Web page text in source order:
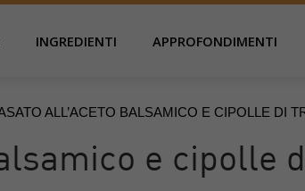
INGREDIENTI APPROFONDIMENTI
ALL’ACETO BALSAMICO E CIPOLLE DI
e cipolle